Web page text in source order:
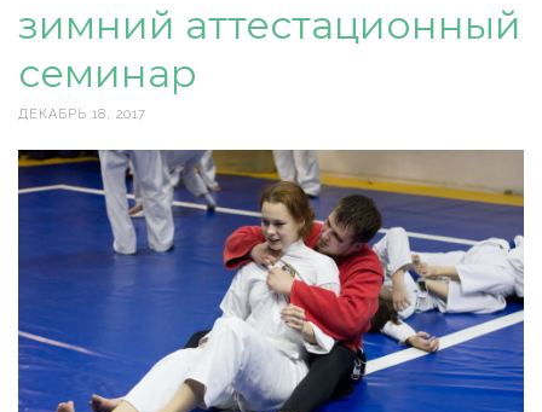
зимний аттестационный
семинар
ДЕКАБРЬ 18, 2017